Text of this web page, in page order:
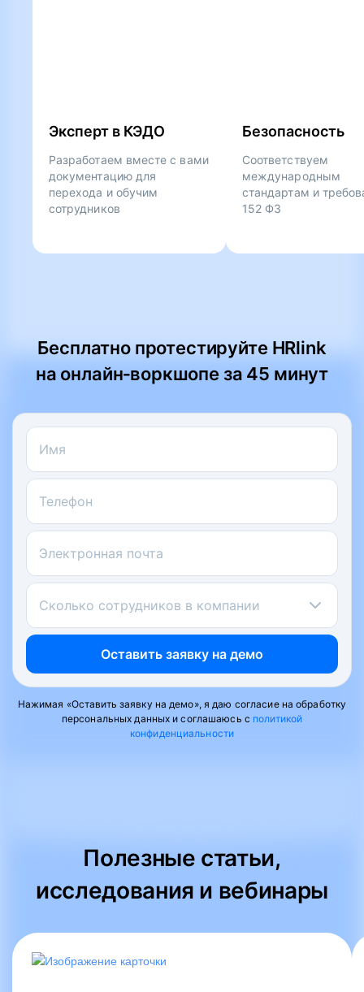
Эксперт в КЭДО
Разработаем вместе с вами
документацию для
перехода и обучим
сотрудников
Безопасность
Соответствуем
международным
стандартам и
152 ФЗ
Бесплатно протестируйте HRlink
на онлайн‑воркшопе за 45 минут
Имя
Телефон
Электронная почта
Сколько сотрудников в компании
Оставить заявку на демо
Нажимая «Оставить заявку на демо», я даю согласие на обработку
персональных данных и соглашаюсь с политикой
конфиденциальности
Полезные статьи,
исследования и вебинары